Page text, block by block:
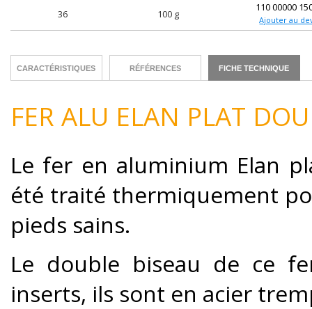
36 100 g
110 00000
Ajouter au
CARACTÉRISTIQUES RÉFÉRENCES FICHE TECHNIQUE
FER ALU ELAN PLAT
Le fer en aluminium Elan
été traité thermiquement
pieds sains.
Le double biseau de ce
inserts, ils sont en acier